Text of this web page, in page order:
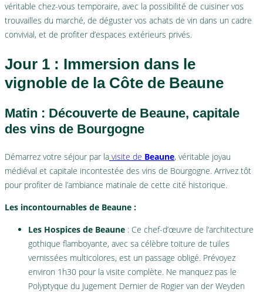
véritable chez-vous temporaire, avec la possibilité de cuisiner vos
trouvailles du marché, de déguster vos achats de vin dans un cadre
convivial, et de profiter d’espaces extérieurs privés.
Jour 1 : Immersion dans le
vignoble de la Côte de Beaune
Matin : Découverte de Beaune, capitale
des vins de Bourgogne
Démarrez votre séjour par la visite de Beaune, véritable joyau
médiéval et capitale incontestée des vins de Bourgogne. Arrivez tôt
pour profiter de l’ambiance matinale de cette cité historique.
Les incontournables de Beaune :
Les Hospices de Beaune : Ce chef-d’œuvre de l’architecture
gothique flamboyante, avec sa célèbre toiture de tuiles
vernissées multicolores, est un passage obligé. Prévoyez
environ 1h30 pour la visite complète. Ne manquez pas le
Polyptyque du Jugement Dernier de Rogier van der Weyden